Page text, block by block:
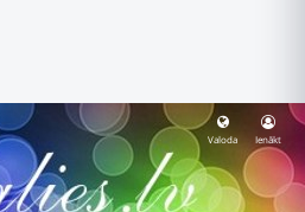
Valoda Ienākt